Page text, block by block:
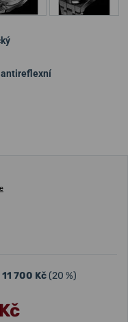
11 700 Kč(20 %)